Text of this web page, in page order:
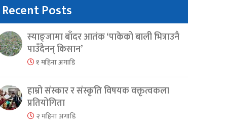
Recent Posts
स्याङ्जामा बाँदर आतंक ‘पाकेको बाली भित्राउनै
पाउँदैनन् किसान’
१ महिना अगाडि
हाम्रो संस्कार र संस्कृति विषयक वक्तृत्वकला
प्रतियोगिता
२ महिना अगाडि